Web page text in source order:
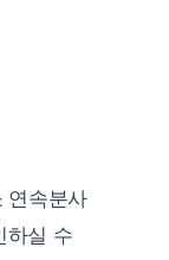
연속분사
하실 수